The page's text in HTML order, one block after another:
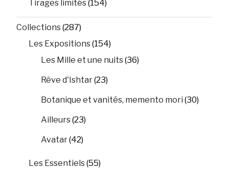
Tirages limités(154)
Collections(287)
Les Expositions(154)
Les Mille et une nuits(36)
Rêve d'Ishtar(23)
Botanique et vanités, memento mori (30)
Ailleurs(23)
Avatar(42)
Les Essentiels(55)